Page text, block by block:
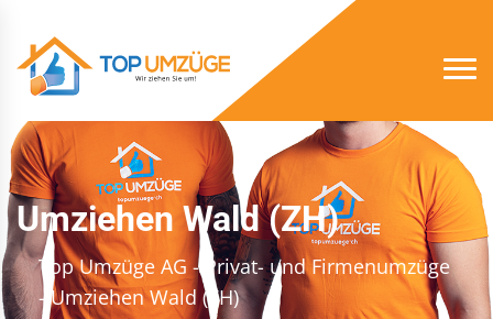
Umziehen Wald (ZH)
Top Umzüge AG - Privat- und Firmenumzüge
- Umziehen Wald (ZH)